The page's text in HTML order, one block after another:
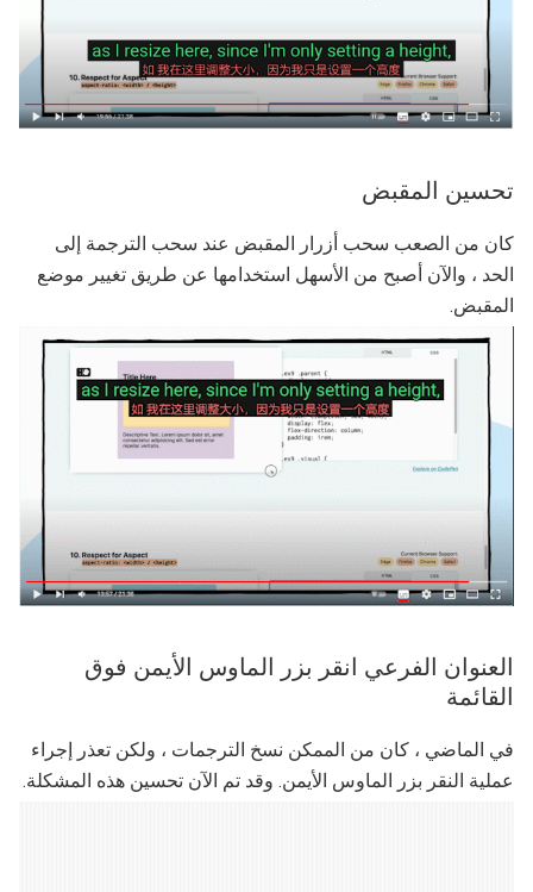
تحسين المقبض
كان من الصعب سحب أزرار المقبض عند سحب الترجمة إلى
الحد ، والآن أصبح من الأسهل استخدامها عن طريق تغيير موضع
المقبض.
العنوان الفرعي انقر بزر الماوس الأيمن فوق
القائمة
في الماضي ، كان من الممكن نسخ الترجمات ، ولكن تعذر إجراء
عملية النقر بزر الماوس الأيمن. وقد تم الآن تحسين هذه المشكلة.